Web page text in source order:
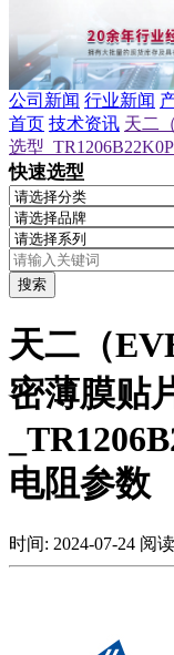
公司新闻 行业新闻
首页 技术资讯 天二
选型
快速选型
搜索
天二（
密薄膜贴
电阻参数
时间: 2024-07-24 阅